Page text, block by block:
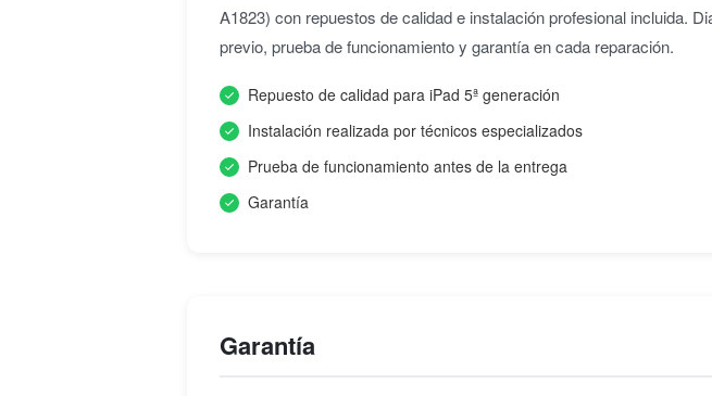
A1823) con repuestos de calidad e instalación profesional incluida.
previo, prueba de funcionamiento y garantía en cada reparación.
Repuesto de calidad para iPad 5ª generación
Instalación realizada por técnicos especializados
Prueba de funcionamiento antes de la entrega
Garantía
Garantía